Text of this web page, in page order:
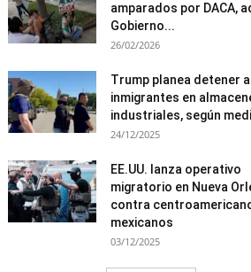
amparados por DACA,
Gobierno...
26/02/2026
Trump planea detener
inmigrantes en
industriales, según
24/12/2025
EE.UU. lanza operativo
migratorio en Nueva
contra
mexicanos
03/12/2025